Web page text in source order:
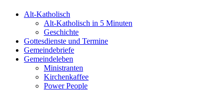
Alt-Katholisch
Alt-Katholisch in 5 Minuten
Geschichte
Gottesdienste und Termine
Gemeindebriefe
Gemeindeleben
Ministranten
Kirchenkaffee
Power People